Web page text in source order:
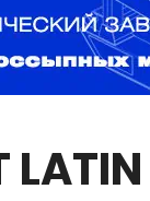
LATIN